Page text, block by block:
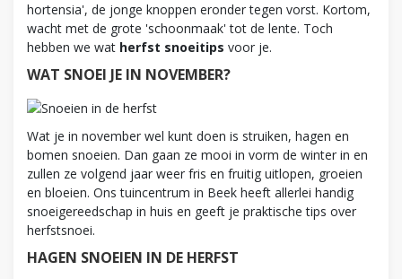
hortensia', de jonge knoppen eronder tegen vorst. Kortom,
wacht met de grote 'schoonmaak' tot de lente. Toch
hebben we wat herfst snoeitips voor je.
WAT SNOEI JE IN NOVEMBER?
Wat je in november wel kunt doen is struiken, hagen en
bomen snoeien. Dan gaan ze mooi in vorm de winter in en
zullen ze volgend jaar weer fris en fruitig uitlopen, groeien
en bloeien. Ons tuincentrum in Beek heeft allerlei handig
snoeigereedschap in huis en geeft je praktische tips over
herfstsnoei.
HAGEN SNOEIEN IN DE HERFST